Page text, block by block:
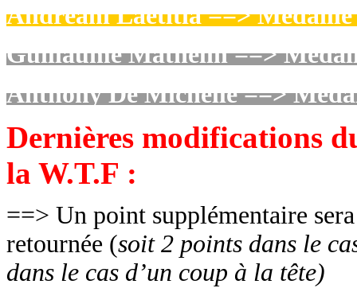
Andréani Laetitia ==>
Guillaume Mathelin ==>
Anthony De Michelle ==>
Dernières modifications
la W.T.F :
==> Un point supplémentaire
retournée (soit 2 points dans le
dans le cas d’un coup à la tête)